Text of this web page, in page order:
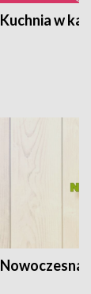
Kuchnia w
Nowoczesna